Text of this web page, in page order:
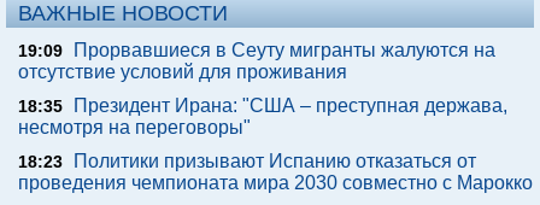
ВАЖНЫЕ НОВОСТИ
19:09
Прорвавшиеся в Сеуту мигранты жалуются на
отсутствие условий для проживания
18:35
Президент Ирана: "США – преступная держава,
несмотря на переговоры"
18:23
Политики призывают Испанию отказаться от
проведения чемпионата мира 2030 совместно с Марокко